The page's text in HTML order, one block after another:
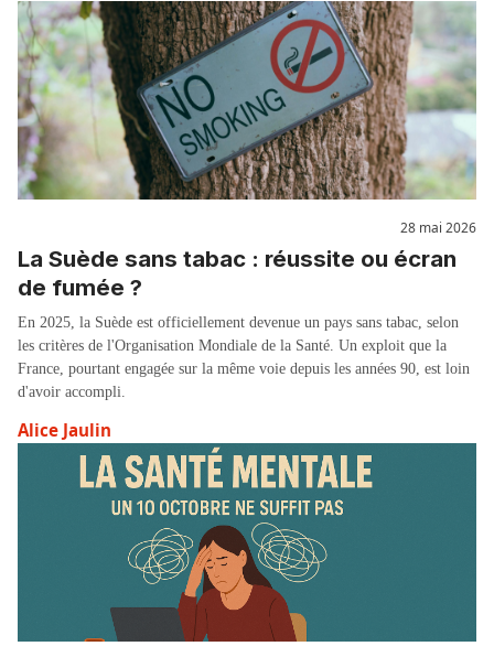
28 mai 2026
La Suède sans tabac : réussite ou écran
de fumée ?
En 2025, la Suède est officiellement devenue un pays sans tabac, selon
les critères de l'Organisation Mondiale de la Santé. Un exploit que la
France, pourtant engagée sur la même voie depuis les années 90, est loin
d'avoir accompli.
Alice Jaulin